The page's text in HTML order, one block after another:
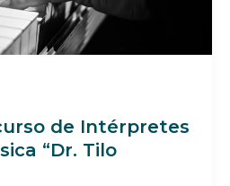
de Intérpretes
“Dr. Tilo